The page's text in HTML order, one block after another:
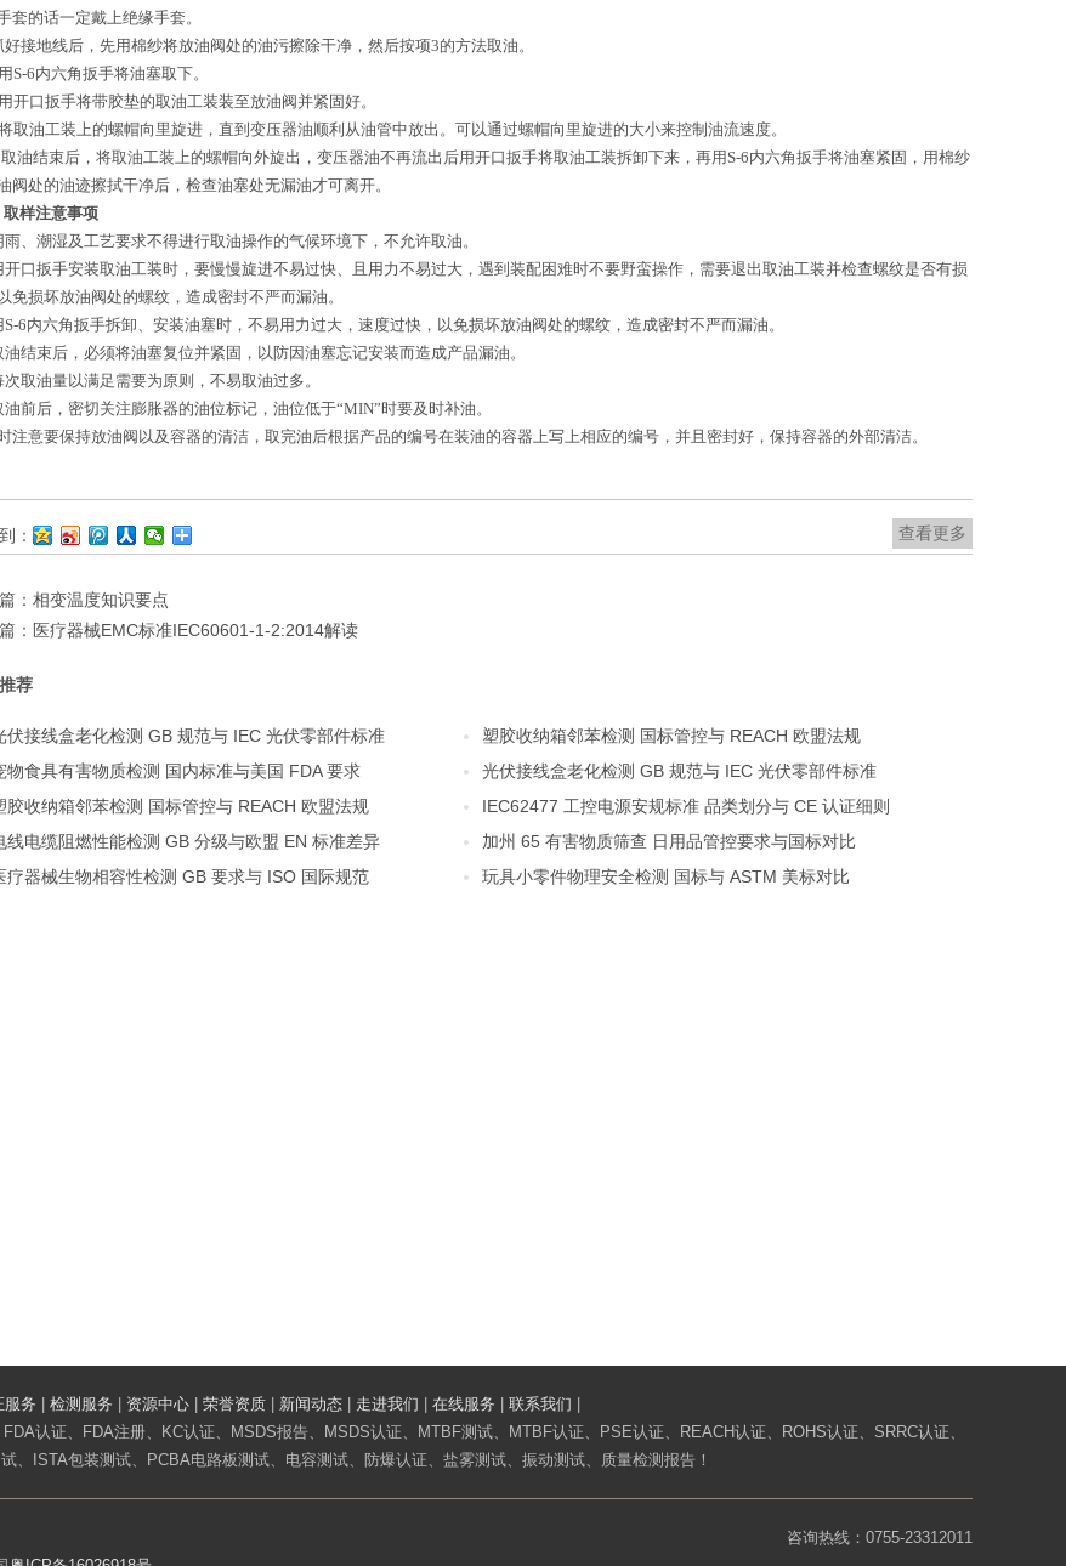
套的话一定戴上绝缘手套。
好接地线后，先用棉纱将放油阀处的油污擦除干净，然后按项3的方法取油。
S-6内六角扳手将油塞取下。
开口扳手将带胶垫的取油工装装至放油阀并紧固好。
取油工装上的螺帽向里旋进，直到变压器油顺利从油管中放出。可以通过螺帽向里旋进的大小来控制油流速度。
取油结束后，将取油工装上的螺帽向外旋出，变压器油不再流出后用开口扳手将取油工装拆卸下来，再用S-6内六角扳手将油塞紧固，用棉纱
阀处的油迹擦拭干净后，检查油塞处无漏油才可离开。
取样注意事项
雨、潮湿及工艺要求不得进行取油操作的气候环境下，不允许取油。
开口扳手安装取油工装时，要慢慢旋进不易过快、且用力不易过大，遇到装配困难时不要野蛮操作，需要退出取油工装并检查螺纹是否有损
免损坏放油阀处的螺纹，造成密封不严而漏油。
S-6内六角扳手拆卸、安装油塞时，不易用力过大，速度过快，以免损坏放油阀处的螺纹，造成密封不严而漏油。
油结束后，必须将油塞复位并紧固，以防因油塞忘记安装而造成产品漏油。
次取油量以满足需要为原则，不易取油过多。
油前后，密切关注膨胀器的油位标记，油位低于“MIN”时要及时补油。
注意要保持放油阀以及容器的清洁，取完油后根据产品的编号在装油的容器上写上相应的编号，并且密封好，保持容器的外部清洁。
查看更多
：
： 相变温度知识要点
： 医疗器械EMC标准IEC60601-1-2:2014解读
荐
伏接线盒老化检测 GB 规范与 IEC 光伏零部件标准
塑胶收纳箱邻苯检测 国标管控与 REACH 欧盟法规
物食具有害物质检测 国内标准与美国 FDA 要求
光伏接线盒老化检测 GB 规范与 IEC 光伏零部件标准
胶收纳箱邻苯检测 国标管控与 REACH 欧盟法规
IEC62477 工控电源安规标准 品类划分与 CE 认证细则
线电缆阻燃性能检测 GB 分级与欧盟 EN 标准差异
加州 65 有害物质筛查 日用品管控要求与国标对比
疗器械生物相容性检测 GB 要求与 ISO 国际规范
玩具小零件物理安全检测 国标与 ASTM 美标对比
服务 检测服务 资源中心 荣誉资质 新闻动态 走进我们 在线服务 联系我们
认证、FDA注册、KC认证、MSDS报告、MSDS认证、MTBF测试、MTBF认证、PSE认证、REACH认证、ROHS认证、SRRC认证、
ISTA包装测试、PCBA电路板测试、电容测试、防爆认证、盐雾测试、振动测试、质量检测报告！
咨询热线：0755-23312011